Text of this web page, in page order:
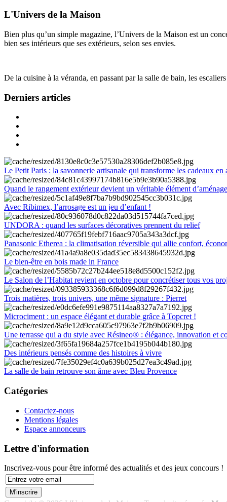
L'Univers de la Maison
Bien plus qu’un simple magazine, l’Univers de la Maison est un
bien ses intérieurs que ses extérieurs, selon ses envies.
De la cuisine à la véranda, en passant par la salle de bain, les
Derniers articles
Le Petit Paris : la savonnerie artisanale qui transforme les cadeaux en
Quand le rangement extérieur devient un véritable élément
Avec Ribimex, l’arrosage est un jeu d’enfant !
UNDORA : quand les surfaces décoratives prennent du relief
Panasonic Etherea : la climatisation réversible qui allie confort,
Le bien-être en bois made in France
Le Salon de l’Habitat revient en octobre pour concrétiser tous vos
Trois matières, trois univers, une même signature : Pierret
Microciment : un espace élégant et durable grâce à Topcret !
Une terrasse qui a du style avec Résineo® : élégance, innovation et
Des intérieurs pensés comme des histoires à vivre
La salle de bain retrouve son âme avec Bleu Provence
Catégories
Contactez-nous
Mentions légales
Espace annonceurs
Lettre d'information
Inscrivez-vous pour être informé des actualités et des jeux concours !